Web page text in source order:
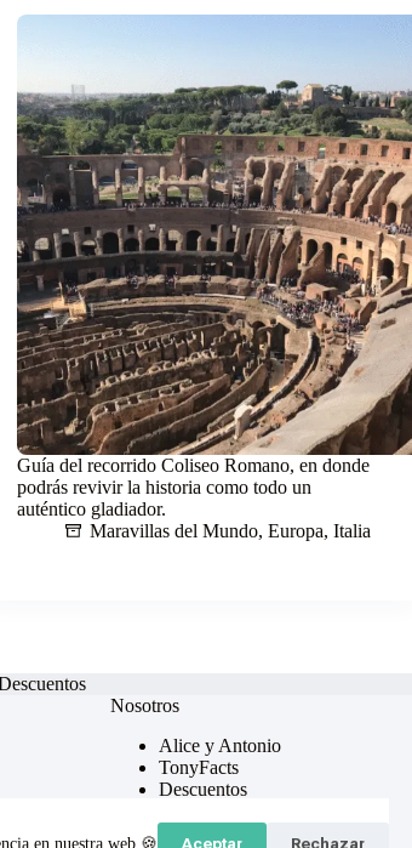
en nuestra web 🍪 Aceptar Rechazar
Guía del recorrido Coliseo Romano, en donde
podrás revivir la historia como todo un
auténtico gladiador.
Maravillas del Mundo,Europa,Italia
Nosotros
Alice y Antonio
TonyFacts
Descuentos